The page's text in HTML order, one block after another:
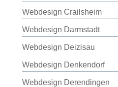
Webdesign Crailsheim
Webdesign Darmstadt
Webdesign Deizisau
Webdesign Denkendorf
Webdesign Derendingen